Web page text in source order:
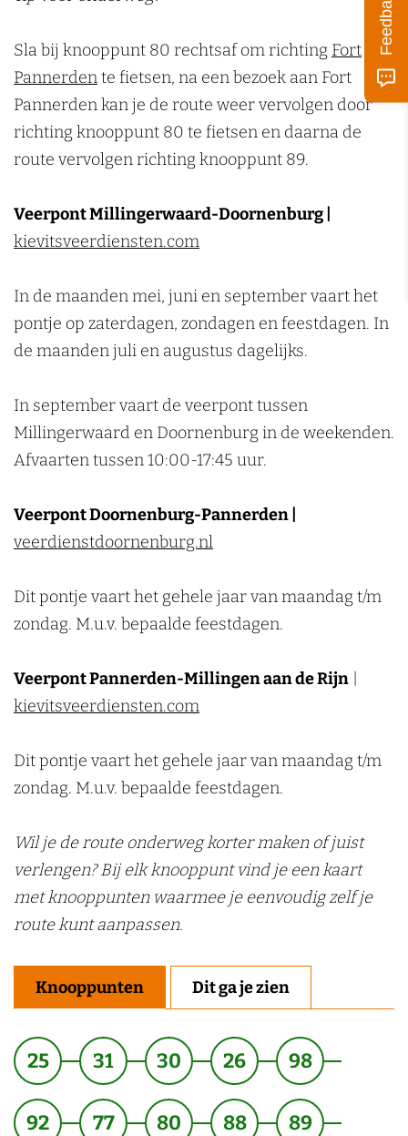
Sla bij knooppunt 80 rechtsaf om richting Fort
Pannerdente fietsen, na een bezoek aan Fort
Pannerden kan je de route weer vervolgen door
richting knooppunt 80 te fietsen en daarna de
route vervolgen richting knooppunt 89.
Veerpont Millingerwaard-Doornenburg |
kievitsveerdiensten.com
In de maanden mei, juni en september vaart het
pontje op zaterdagen, zondagen en feestdagen. In
de maanden juli en augustus dagelijks.
In september vaart de veerpont tussen
Millingerwaard en Doornenburg in de weekenden.
Afvaarten tussen 10:00-17:45 uur.
Veerpont Doornenburg-Pannerden |
veerdienstdoornenburg.nl
Dit pontje vaart het gehele jaar van maandag t/m
zondag. M.u.v. bepaalde feestdagen.
Veerpont Pannerden-Millingen aan de Rijn
kievitsveerdiensten.com
Dit pontje vaart het gehele jaar van maandag t/m
zondag. M.u.v. bepaalde feestdagen.
Wil je de route onderweg korter maken of juist
verlengen? Bij elk knooppunt vind je een kaart
met knooppunten waarmee je eenvoudig zelf je
route kunt aanpassen.
Knooppunten Dit ga je zien
25 31 30 26 98
92 77 80 88 89
Feedback